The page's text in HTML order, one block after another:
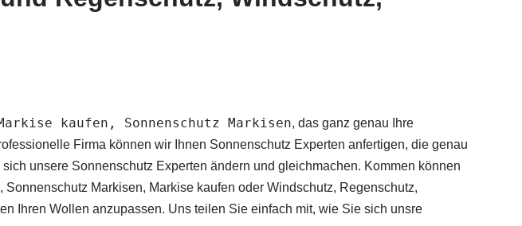
kaufen, Sonnenschutz Markisen, das ganz genau Ihre
Firma können wir Ihnen Sonnenschutz Experten anfertigen, die genau
unsere Sonnenschutz Experten ändern und gleichmachen. Kommen können
Markisen, Markise kaufen oder Windschutz, Regenschutz,
Ihren Wollen anzupassen. Uns teilen Sie einfach mit, wie Sie sich unsre